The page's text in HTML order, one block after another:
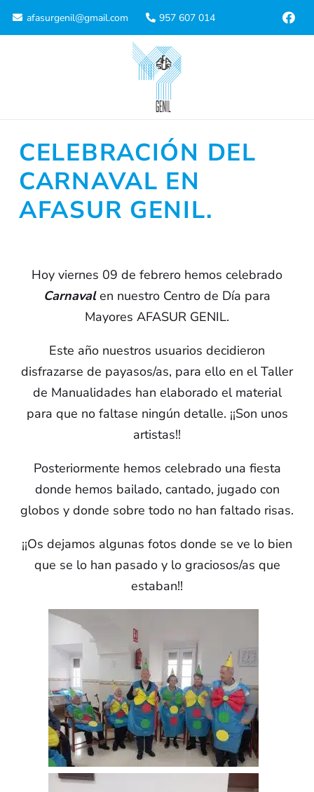
afasurgenil@gmail.com 957 607 014
CELEBRACIÓN DEL
CARNAVAL EN
AFASUR GENIL.
Hoy viernes 09 de febrero hemos celebrado
Carnavalen nuestro Centro de Día para
Mayores AFASUR GENIL.
Este año nuestros usuarios decidieron
disfrazarse de payasos/as, para ello en el Taller
de Manualidades han elaborado el material
para que no faltase ningún detalle. ¡¡Son unos
artistas!!
Posteriormente hemos celebrado una fiesta
donde hemos bailado, cantado, jugado con
globos y donde sobre todo no han faltado risas.
¡¡Os dejamos algunas fotos donde se ve lo bien
que se lo han pasado y lo graciosos/as que
estaban!!